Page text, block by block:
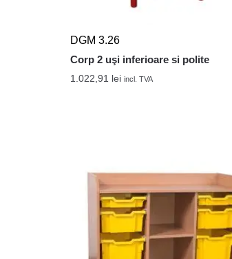
DGM 3.26
Corp 2 uşi inferioare si polite
1.022,91 lei incl. TVA